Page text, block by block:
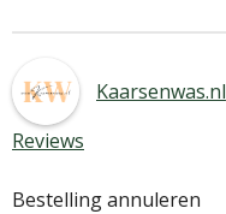
Kaarsenwas.nl
Reviews
Bestelling annuleren